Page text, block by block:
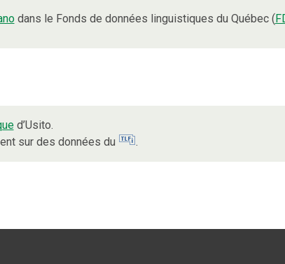
dans le Fonds de données linguistiques du Québec (
d’Usito.
sur des données du
.